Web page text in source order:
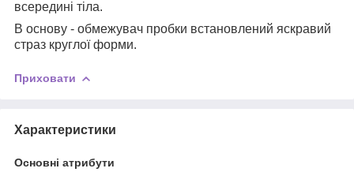
всередині тіла.
В основу - обмежувач пробки встановлений яскравий
страз круглої форми.
Приховати
Характеристики
Основні атрибути